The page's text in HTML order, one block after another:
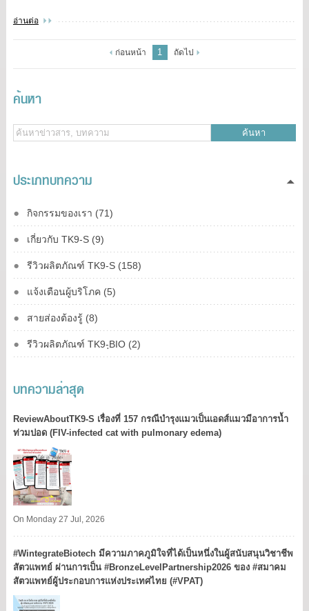
อ่านต่อ
ก่อนหน้า 1 ถัดไป
ค้นหา
ค้นหา
ประเภทบทความ
กิจกรรมของเรา (71)
เกี่ยวกับ TK9-S (9)
รีวิวผลิตภัณฑ์ TK9-S (158)
แจ้งเตือนผู้บริโภค (5)
สายส่องต้องรู้ (8)
รีวิวผลิตภัณฑ์ TK9-ฺBIO (2)
บทความล่าสุด
ReviewAboutTK9-S เรื่องที่ 157 กรณีบำรุงแมวเป็นเอดส์แมวมีอาการน้ำ
ท่วมปอด (FIV-infected cat with pulmonary edema)
On Monday 27 Jul, 2026
#WintegrateBiotech มีความภาคภูมิใจที่ได้เป็นหนึ่งในผู้สนับสนุนวิชาชีพ
สัตวแพทย์ ผ่านการเป็น #BronzeLevelPartnership2026 ของ #สมาคม
สัตวแพทย์ผู้ประกอบการแห่งประเทศไทย (#VPAT)